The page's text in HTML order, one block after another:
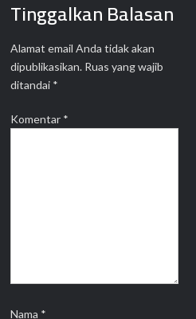
Tinggalkan Balasan
Alamat email Anda tidak akan
dipublikasikan. Ruas yang wajib
ditandai *
Komentar *
Nama *